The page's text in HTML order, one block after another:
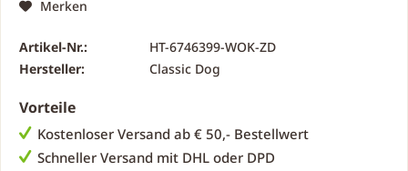
Merken
Artikel-Nr.:
HT-6746399-WOK-ZD
Hersteller:
Classic Dog
Vorteile
Kostenloser Versand ab € 50,- Bestellwert
Schneller Versand mit DHL oder DPD